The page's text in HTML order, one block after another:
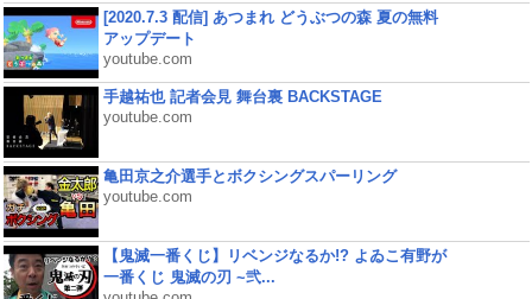
[2020.7.3 配信] あつまれ どうぶつの森 夏の無料
アップデート
youtube.com
手越祐也 記者会見 舞台裏 BACKSTAGE
youtube.com
亀田京之介選手とボクシングスパーリング
youtube.com
【鬼滅一番くじ】リベンジなるか!? よゐこ有野が
一番くじ 鬼滅の刃 ~弐...